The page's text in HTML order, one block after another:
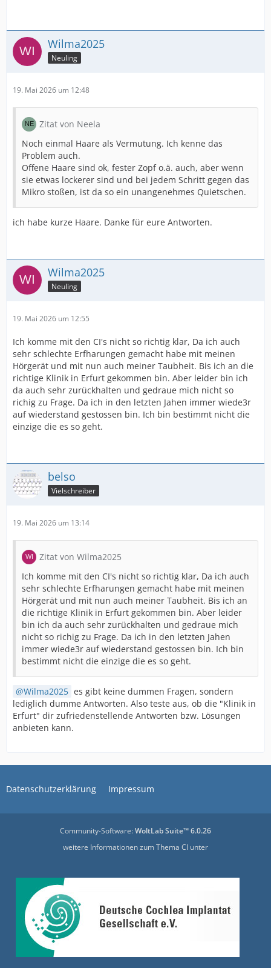
Wilma2025
Neuling
19. Mai 2026 um 12:48
Zitat von Neela
Noch einmal Haare als Vermutung. Ich kenne das
Problem auch.
Offene Haare sind ok, fester Zopf o.ä. auch, aber wenn
sie etwas lockerer sind und bei jedem Schritt gegen das
Mikro stoßen, ist da so ein unangenehmes Quietschen.
ich habe kurze Haare. Danke für eure Antworten.
Wilma2025
Neuling
19. Mai 2026 um 12:55
Ich komme mit den CI's nicht so richtig klar, Da ich auch
sehr schlechte Erfharungen gemacht habe mit meinen
Hörgerät und mit nun auch meiner Taubheit. Bis ich an die
richtige Klinik in Erfurt gekommen bin. Aber leider bin ich
da auch sehr zurückhalten und gedraue mich nicht so
richig zu Frage. Da ich in den letzten Jahen immer wiede3r
auf wiederstand gestossen bin. Ich bin bestimmt nicht die
einzige die es so geht.
belso
Vielschreiber
19. Mai 2026 um 13:14
Zitat von Wilma2025
Ich komme mit den CI's nicht so richtig klar, Da ich auch
sehr schlechte Erfharungen gemacht habe mit meinen
Hörgerät und mit nun auch meiner Taubheit. Bis ich an
die richtige Klinik in Erfurt gekommen bin. Aber leider
bin ich da auch sehr zurückhalten und gedraue mich
nicht so richig zu Frage. Da ich in den letzten Jahen
immer wiede3r auf wiederstand gestossen bin. Ich bin
bestimmt nicht die einzige die es so geht.
Wilma2025 es gibt keine dummen Fragen, sondern
lediglich dumme Antworten. Also teste aus, ob die "Klinik in
Erfurt" dir zufriedenstellende Antworten bzw. Lösungen
anbieten kann.
Datenschutzerklärung Impressum
Community-Software:WoltLab Suite™ 6.0.26
weitere Informationen zum Thema CI unter